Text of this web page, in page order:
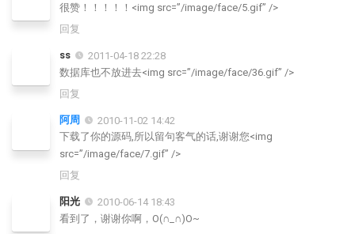
很赞！！！！！<img src=”/image/face/5.gif” />
回复
ss
2011-04-18 22:28
数据库也不放进去<img src=”/image/face/36.gif” />
回复
阿周
2010-11-02 14:42
下载了你的源码,所以留句客气的话,谢谢您<img
src=”/image/face/7.gif” />
回复
阳光
2010-06-14 18:43
看到了，谢谢你啊，O(∩_∩)O~